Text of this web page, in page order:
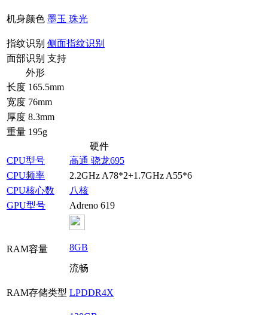
机身颜色 墨玉 珠光
指纹识别 侧面指纹识别
面部识别 支持
外形
长度 165.5mm
宽度 76mm
厚度 8.3mm
重量 195g
硬件
CPU型号
高通 骁龙695
CPU频率
2.2GHz A78*2+1.7GHz A55*6
CPU核心数
八核
GPU型号
Adreno 619
RAM容量 8GB
流畅
RAM存储类型 LPDDR4X